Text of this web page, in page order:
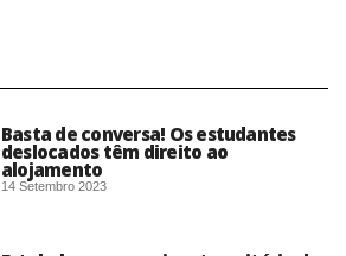
Basta de conversa! Os estudantes
deslocados têm direito ao
alojamento
14 Setembro 2023